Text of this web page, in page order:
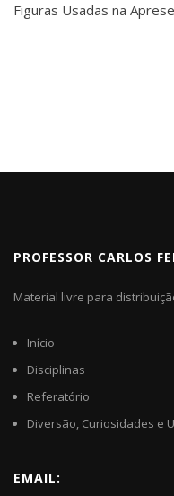
Figuras Usadas na
PROFESSOR CARLOS
Material livre para
Início
Disciplinas
Referatório
Diversão, Curiosidades e
EMAIL: